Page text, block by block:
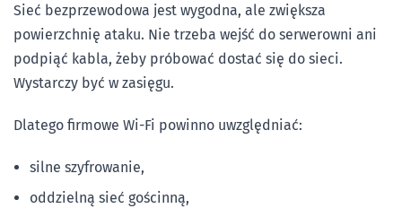
Sieć bezprzewodowa jest wygodna, ale zwiększa
powierzchnię ataku. Nie trzeba wejść do serwerowni ani
podpiąć kabla, żeby próbować dostać się do sieci.
Wystarczy być w zasięgu.
Dlatego firmowe Wi-Fi powinno uwzględniać:
silne szyfrowanie,
oddzielną sieć gościnną,